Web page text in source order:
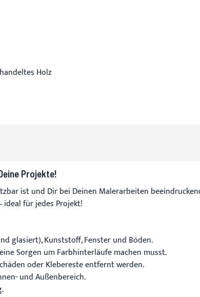
Holz
Projekte!
ist und Dir bei Deinen Malerarbeiten
ideal für jedes Projekt!
glasiert), Kunststoff, Fenster und Böden.
Sorgen um Farbhinterläufe machen musst.
oder Klebereste entfernt werden.
und Außenbereich.